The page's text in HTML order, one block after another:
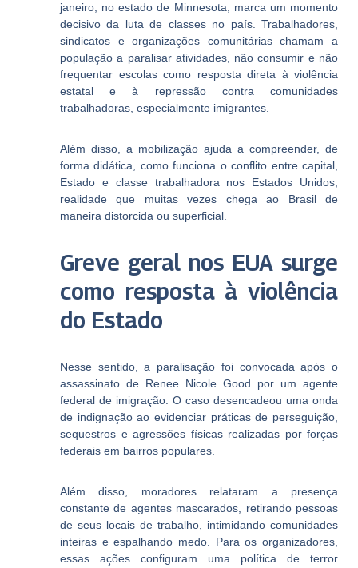
janeiro, no estado de Minnesota, marca um momento
decisivo da luta de classes no país. Trabalhadores,
sindicatos e organizações comunitárias chamam a
população a paralisar atividades, não consumir e não
frequentar escolas como resposta direta à violência
estatal e à repressão contra comunidades
trabalhadoras, especialmente imigrantes.
Além disso, a mobilização ajuda a compreender, de
forma didática, como funciona o conflito entre capital,
Estado e classe trabalhadora nos Estados Unidos,
realidade que muitas vezes chega ao Brasil de
maneira distorcida ou superficial.
Greve geral nos EUA surge
como resposta à violência
do Estado
Nesse sentido, a paralisação foi convocada após o
assassinato de Renee Nicole Good por um agente
federal de imigração. O caso desencadeou uma onda
de indignação ao evidenciar práticas de perseguição,
sequestros e agressões físicas realizadas por forças
federais em bairros populares.
Além disso, moradores relataram a presença
constante de agentes mascarados, retirando pessoas
de seus locais de trabalho, intimidando comunidades
inteiras e espalhando medo. Para os organizadores,
essas ações configuram uma política de terror